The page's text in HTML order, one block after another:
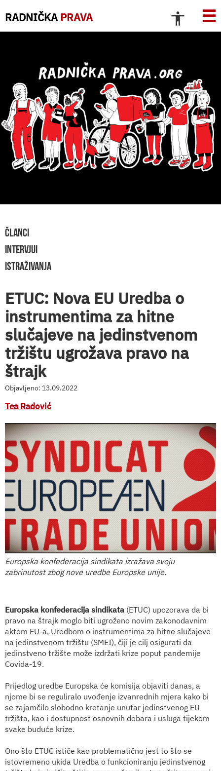
RADNIČKA PRAVA ☰
ČLANCI
INTERVJUI
ISTRAŽIVANJA
ETUC: Nova EU Uredba o
instrumentima za hitne
slučajeve na jedinstvenom
tržištu ugrožava pravo na
štrajk
Objavljeno: 13.09.2022
Tea Radović
Europska konfederacija sindikata izražava svoju
zabrinutost zbog nove uredbe Europske unije.
Europska konfederacija sindikata (ETUC) upozorava da bi
pravo na štrajk moglo biti ugroženo novim zakonodavnim
aktom EU-a, Uredbom o instrumentima za hitne slučajeve
na jedinstvenom tržištu (SMEI), čiji je cilj osigurati da
jedinstveno tržište može izdržati krize poput pandemije
Covida-19.
Prijedlog uredbe Europska će komisija objaviti danas, a
njome bi se reguliralo uvođenje izvanrednih mjera kako bi
se zajamčilo slobodno kretanje unutar jedinstvenog EU
tržišta, kao i dostupnost osnovnih dobara i usluga tijekom
svake buduće krize.
Ono što ETUC ističe kao problematično jest to što se
istovremeno ukida Uredba o funkcioniranju jedinstvenog